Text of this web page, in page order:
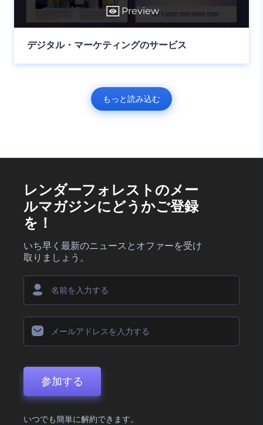
Preview
デジタル・マーケティングのサービス
もっと読み込む
レンダーフォレストのメー
ルマガジンにどうかご登録
を！
いち早く最新のニュースとオファーを受け
取りましょう。
参加する
いつでも簡単に解約できます。